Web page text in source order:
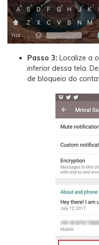
Passo 3: Localize a
inferior dessa tela.
de bloqueio do